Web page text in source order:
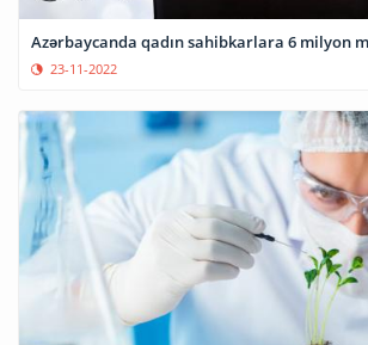
Azərbaycanda qadın sahibkarlara 6 milyon
23-11-2022